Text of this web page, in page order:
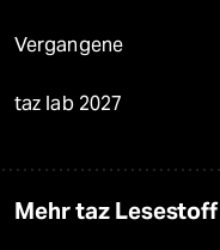
Vergangene
taz lab 2027
Mehr taz Lesestoff